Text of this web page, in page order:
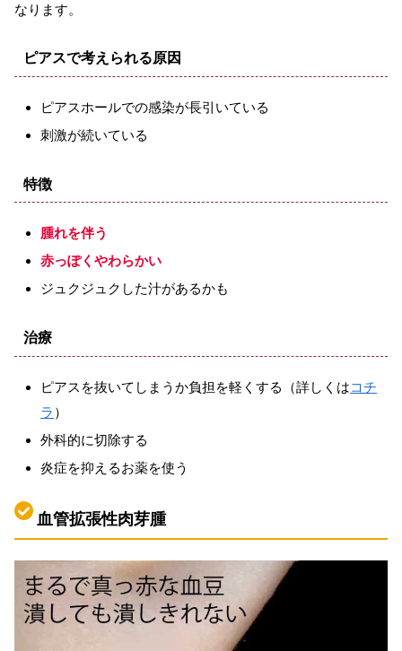
なります。
ピアスで考えられる原因
ピアスホールでの感染が長引いている
刺激が続いている
特徴
腫れを伴う
赤っぽくやわらかい
ジュクジュクした汁があるかも
治療
ピアスを抜いてしまうか負担を軽くする（詳しくはコチ
ラ ）
外科的に切除する
炎症を抑えるお薬を使う
血管拡張性肉芽腫